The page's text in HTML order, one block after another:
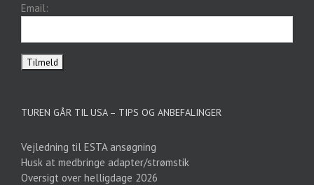
Email:
TUREN GÅR TIL USA – TIPS OG ANBEFALINGER
Vejledning til ESTA ansøgning
Husk at medbringe adapter/strømstik
Oversigt over helligdage 2026